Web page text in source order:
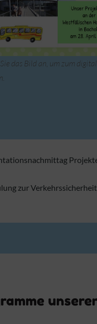
das Bild an, um zum
zur